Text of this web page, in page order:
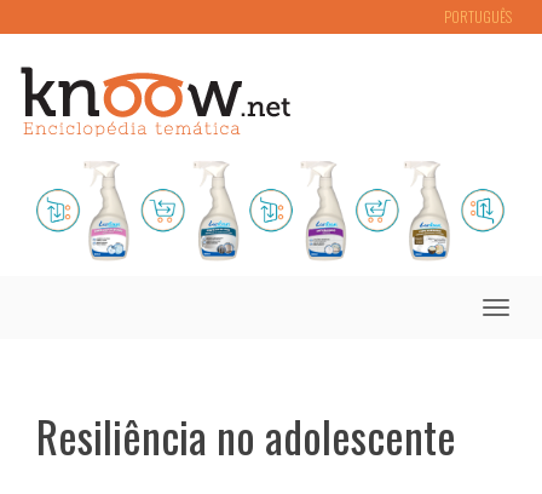
PORTUGUÊS
Toggle
Resiliência no adolescente